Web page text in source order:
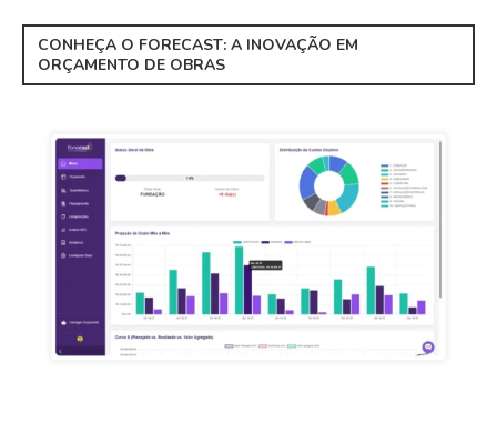
CONHEÇA O FORECAST: A INOVAÇÃO EM
ORÇAMENTO DE OBRAS